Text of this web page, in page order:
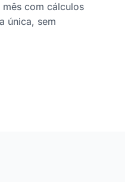
mês com cálculos
única, sem